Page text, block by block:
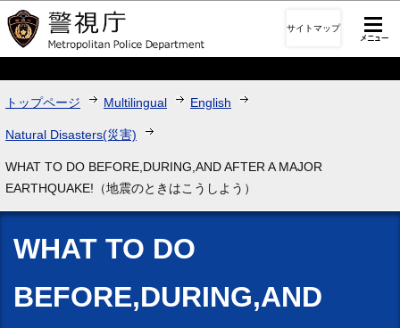
このページの本文へ移動
サイトマップ
トップページ Multilingual English
Natural Disasters(災害)
WHAT TO DO BEFORE,DURING,AND AFTER A MAJOR
EARTHQUAKE!（地震のときはこうしよう）
WHAT TO DO
BEFORE,DURING,AND